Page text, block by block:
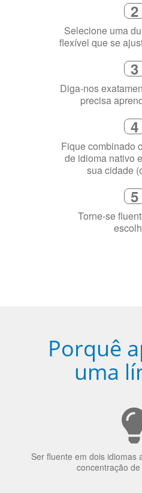
2
Selecione uma
flexível que se
3
Diga-nos
precisa
4
Fique combinado
de idioma nativo
sua cidade
5
Torne-se
Porquê
uma
Ser fluente em dois idiomas
concentração